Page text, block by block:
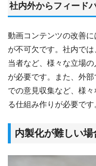
社内外からフィード
動画コンテンツの改善
が不可欠です。社内で
当者など、様々な立場
が必要です。また、外
での意見収集など、様
る仕組み作りが必要です
内製化が難しい